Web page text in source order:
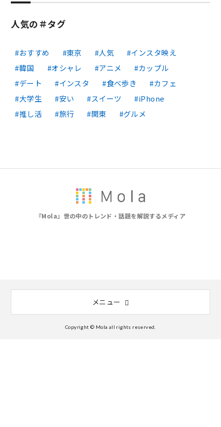
人気の＃タグ
おすすめ 東京 人気
インスタ映え
韓国
オシャレ アニメ
カップル
デート
インスタ 食べ歩き
カフェ
大学生
安い スイーツ
iPhone
推し活
旅行 関東 グルメ
『Mola』世の中のトレンド・話題を解説するメディア
メニュー
Copyright © Mola all rights reserved.